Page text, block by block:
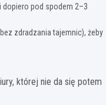
dopiero pod spodem 2–3
zdradzania tajemnic), żeby
której nie da się potem